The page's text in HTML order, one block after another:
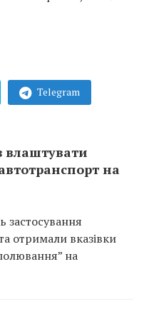
Telegram
влаштувати
на
застосування
отримали вказівки
на